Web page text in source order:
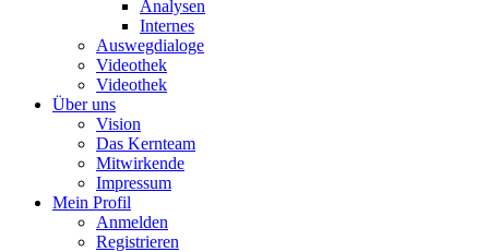
Analysen
Internes
Auswegdialoge
Videothek
Videothek
Über uns
Vision
Das Kernteam
Mitwirkende
Impressum
Mein Profil
Anmelden
Registrieren